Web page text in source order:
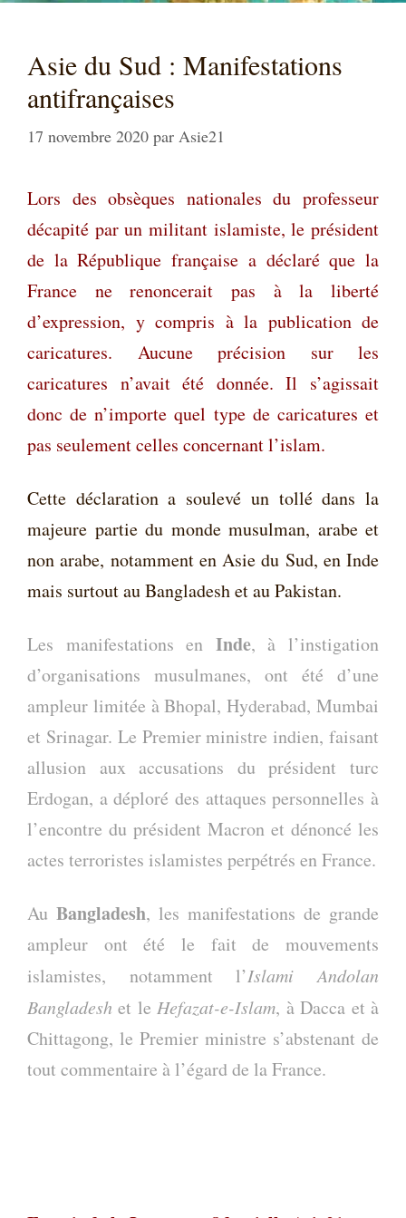
Asie du Sud : Manifestations
antifrançaises
17 novembre 2020 par Asie21
Lors des obsèques nationales du professeur
décapité par un militant islamiste, le président
de la République française a déclaré que la
France ne renoncerait pas à la liberté
d’expression, y compris à la publication de
caricatures. Aucune précision sur les
caricatures n’avait été donnée. Il s’agissait
donc de n’importe quel type de caricatures et
pas seulement celles concernant l’islam.
Cette déclaration a soulevé un tollé dans la
majeure partie du monde musulman, arabe et
non arabe, notamment en Asie du Sud, en Inde
mais surtout au Bangladesh et au Pakistan.
Les manifestations en Inde, à l’instigation
d’organisations musulmanes, ont été d’une
ampleur limitée à Bhopal, Hyderabad, Mumbai
et Srinagar. Le Premier ministre indien, faisant
allusion aux accusations du président turc
Erdogan, a déploré des attaques personnelles à
l’encontre du président Macron et dénoncé les
actes terroristes islamistes perpétrés en France.
Au Bangladesh, les manifestations de grande
ampleur ont été le fait de mouvements
islamistes, notamment l’Islami Andolan
Bangladeshet leHefazat-e-Islam, à Dacca et à
Chittagong, le Premier ministre s’abstenant de
tout commentaire à l’égard de la France.